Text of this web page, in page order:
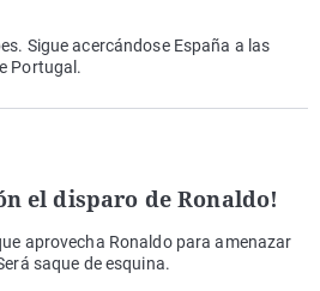
Sigue acercándose España a las
Portugal.
el disparo de Ronaldo!
aprovecha Ronaldo para amenazar
saque de esquina.